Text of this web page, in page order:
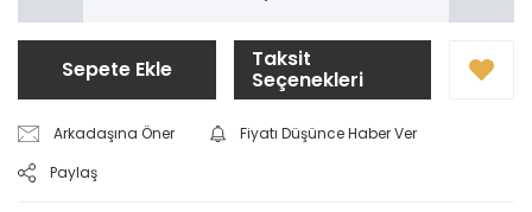
Sepete Ekle Taksit
Seçenekleri
Arkadaşına Öner
Fiyatı Düşünce Haber Ver
Paylaş